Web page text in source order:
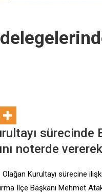
noterde vererek
Kurultayı sürecine
İlçe Başkanı Mehmet